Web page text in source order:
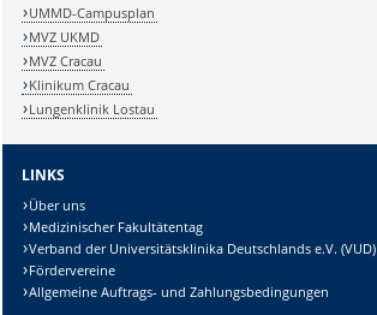
UMMD-Campusplan
MVZ UKMD
MVZ Cracau
Klinikum Cracau
Lungenklinik Lostau
LINKS
Über uns
Medizinischer Fakultätentag
Verband der Universitätsklinika Deutschlands e.V. (VUD)
Fördervereine
Allgemeine Auftrags- und Zahlungsbedingungen